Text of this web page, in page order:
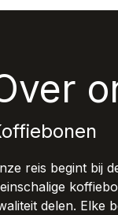
reis begint bij
delen. Elke